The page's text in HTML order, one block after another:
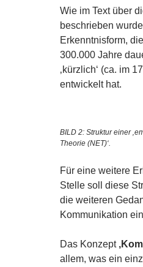
Wie im Text über
beschrieben
Erkenntnisform,
300.000 Jahre
‚kürzlich‘ (ca. im
entwickelt hat.
BILD 2: Struktur einer
Theorie (NET)‘.
Für eine weitere
Stelle soll diese
die weiteren
Kommunikation
Das Konzept
allem, was ein